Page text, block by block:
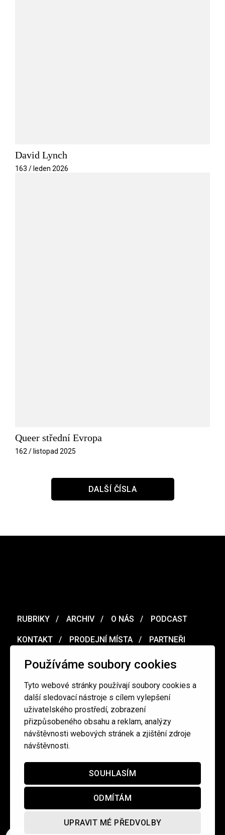
Používáme soubory cookies
Tyto webové stránky používají soubory cookies a
další sledovací nástroje s cílem vylepšení
uživatelského prostředí, zobrazení
přizpůsobeného obsahu a reklam, analýzy
návštěvnosti webových stránek a zjištění zdroje
návštěvnosti.
SOUHLASÍM
ODMÍTÁM
UPRAVIT MÉ PŘEDVOLBY
David Lynch
163 / leden 2026
Queer střední Evropa
162 / listopad 2025
DALŠÍ ČÍSLA
RUBRIKY ARCHIV O NÁS PODCAST
KONTAKT PRODEJNÍ MÍSTA PARTNEŘI
MERCH VOUCHER
Ochrana osobních údajů / Obchodní podmínky
redakce@cinepur.cz